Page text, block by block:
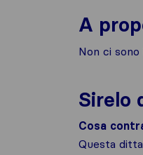
A
Non ci
Sirelo
Cosa
Questa